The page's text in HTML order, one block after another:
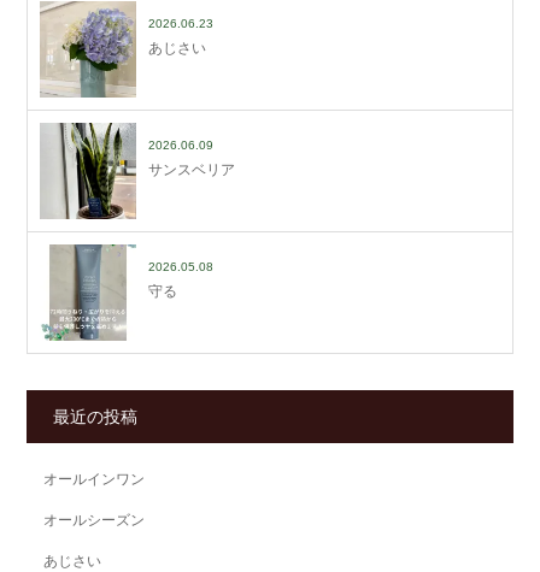
2026.06.23
あじさい
2026.06.09
サンスベリア
2026.05.08
守る
最近の投稿
オールインワン
オールシーズン
あじさい